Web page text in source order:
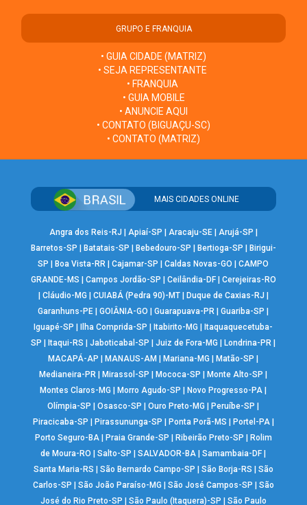
GRUPO E FRANQUIA
• GUIA CIDADE (MATRIZ)
• SEJA REPRESENTANTE
• FRANQUIA
• GUIA MOBILE
• ANUNCIE AQUI
• CONTATO (BIGUAÇU-SC)
• CONTATO (MATRIZ)
MAIS CIDADES ONLINE
Angra dos Reis-RJ Apiaí-SP Aracaju-SE| Arujá-SP
Barretos-SP
Batatais-SP Bebedouro-SP Bertioga-SP
Birigui-
SP
Boa Vista-RR |Cajamar-SP |Caldas Novas-GO |CAMPO
GRANDE-MS
Campos Jordão-SP Ceilândia-DF| Cerejeiras-RO
Cláudio-MG CUIABÁ (Pedra 90)-MT| Duque de Caxias-RJ
Garanhuns-PE |GOIÂNIA-GO |Guarapuava-PR |Guariba-SP
Iguapé-SP
Ilha Comprida-SP Itabirito-MG
Itaquaquecetuba-
SP
Itaqui-RS |Jaboticabal-SP |Juiz de Fora-MG Londrina-PR
MACAPÁ-AP
MANAUS-AM Mariana-MG Matão-SP
Medianeira-PR
Mirassol-SP Mococa-SP Monte Alto-SP
Montes Claros-MG
Morro Agudo-SP Novo Progresso-PA
Olímpia-SP
|Osasco-SP |Ouro Preto-MG Peruíbe-SP
Piracicaba-SP
Pirassununga-SP Ponta Porã-MS Portel-PA|
Porto Seguro-BA| Praia Grande-SP Ribeirão Preto-SP
Rolim
de Moura-RO
|Salto-SP |SALVADOR-BA |Samambaia-DF
Santa Maria-RS
São Bernardo Campo-SP São Borja-RS
São
Carlos-SP
São João Paraíso-MG São José Campos-SP
São
José do Rio Preto-SP
São Paulo (Itaquera)-SP São Paulo